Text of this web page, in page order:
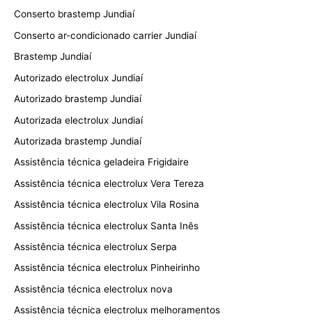
Conserto brastemp Jundiaí
Conserto ar-condicionado carrier Jundiaí
Brastemp Jundiaí
Autorizado electrolux Jundiaí
Autorizado brastemp Jundiaí
Autorizada electrolux Jundiaí
Autorizada brastemp Jundiaí
Assistência técnica geladeira Frigidaire
Assistência técnica electrolux Vera Tereza
Assistência técnica electrolux Vila Rosina
Assistência técnica electrolux Santa Inês
Assistência técnica electrolux Serpa
Assistência técnica electrolux Pinheirinho
Assistência técnica electrolux nova
Assistência técnica electrolux melhoramentos